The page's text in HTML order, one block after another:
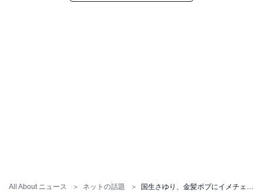
All About ニュース ネットの話題